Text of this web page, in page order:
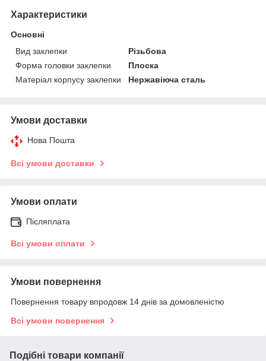
Характеристики
Основні
Вид заклепки
Різьбова
Форма головки заклепки
Плоска
Матеріал корпусу заклепки
Нержавіюча сталь
Умови доставки
Нова Пошта
Всі умови доставки
Умови оплати
Післяплата
Всі умови оплати
Умови повернення
Повернення товару впродовж 14 днів за домовленістю
Всі умови повернення
Подібні товари компанії